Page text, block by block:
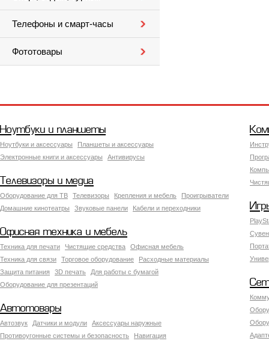
Телефоны и смарт-часы
Фототовары
Ноутбуки и планшеты
Ноутбуки и аксессуары
Планшеты и аксессуары
Электронные книги и аксессуары
Антивирусы
Телевизоры и медиа
Оборудование для ТВ Телевизоры Крепления и мебель
Проигрыватели
Домашние кинотеатры
Звуковые панели Кабели и переходники
Офисная техника и мебель
Техника для печати Чистящие средства
Офисная мебель
Техника для связи
Торговое оборудование
Расходные материалы
Защита питания
3D печать
Для работы с бумагой
Оборудование для презентаций
Автотовары
Автозвук Датчики и модули
Аксессуары наружные
Противоугонные системы и безопасность
Навигация